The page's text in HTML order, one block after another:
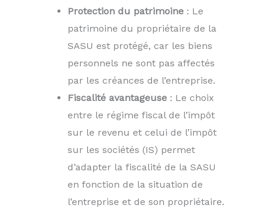
Protection du patrimoine : Le
patrimoine du propriétaire de la
SASU est protégé, car les biens
personnels ne sont pas affectés
par les créances de l’entreprise.
Fiscalité avantageuse : Le choix
entre le régime fiscal de l’impôt
sur le revenu et celui de l’impôt
sur les sociétés (IS) permet
d’adapter la fiscalité de la SASU
en fonction de la situation de
l’entreprise et de son propriétaire.